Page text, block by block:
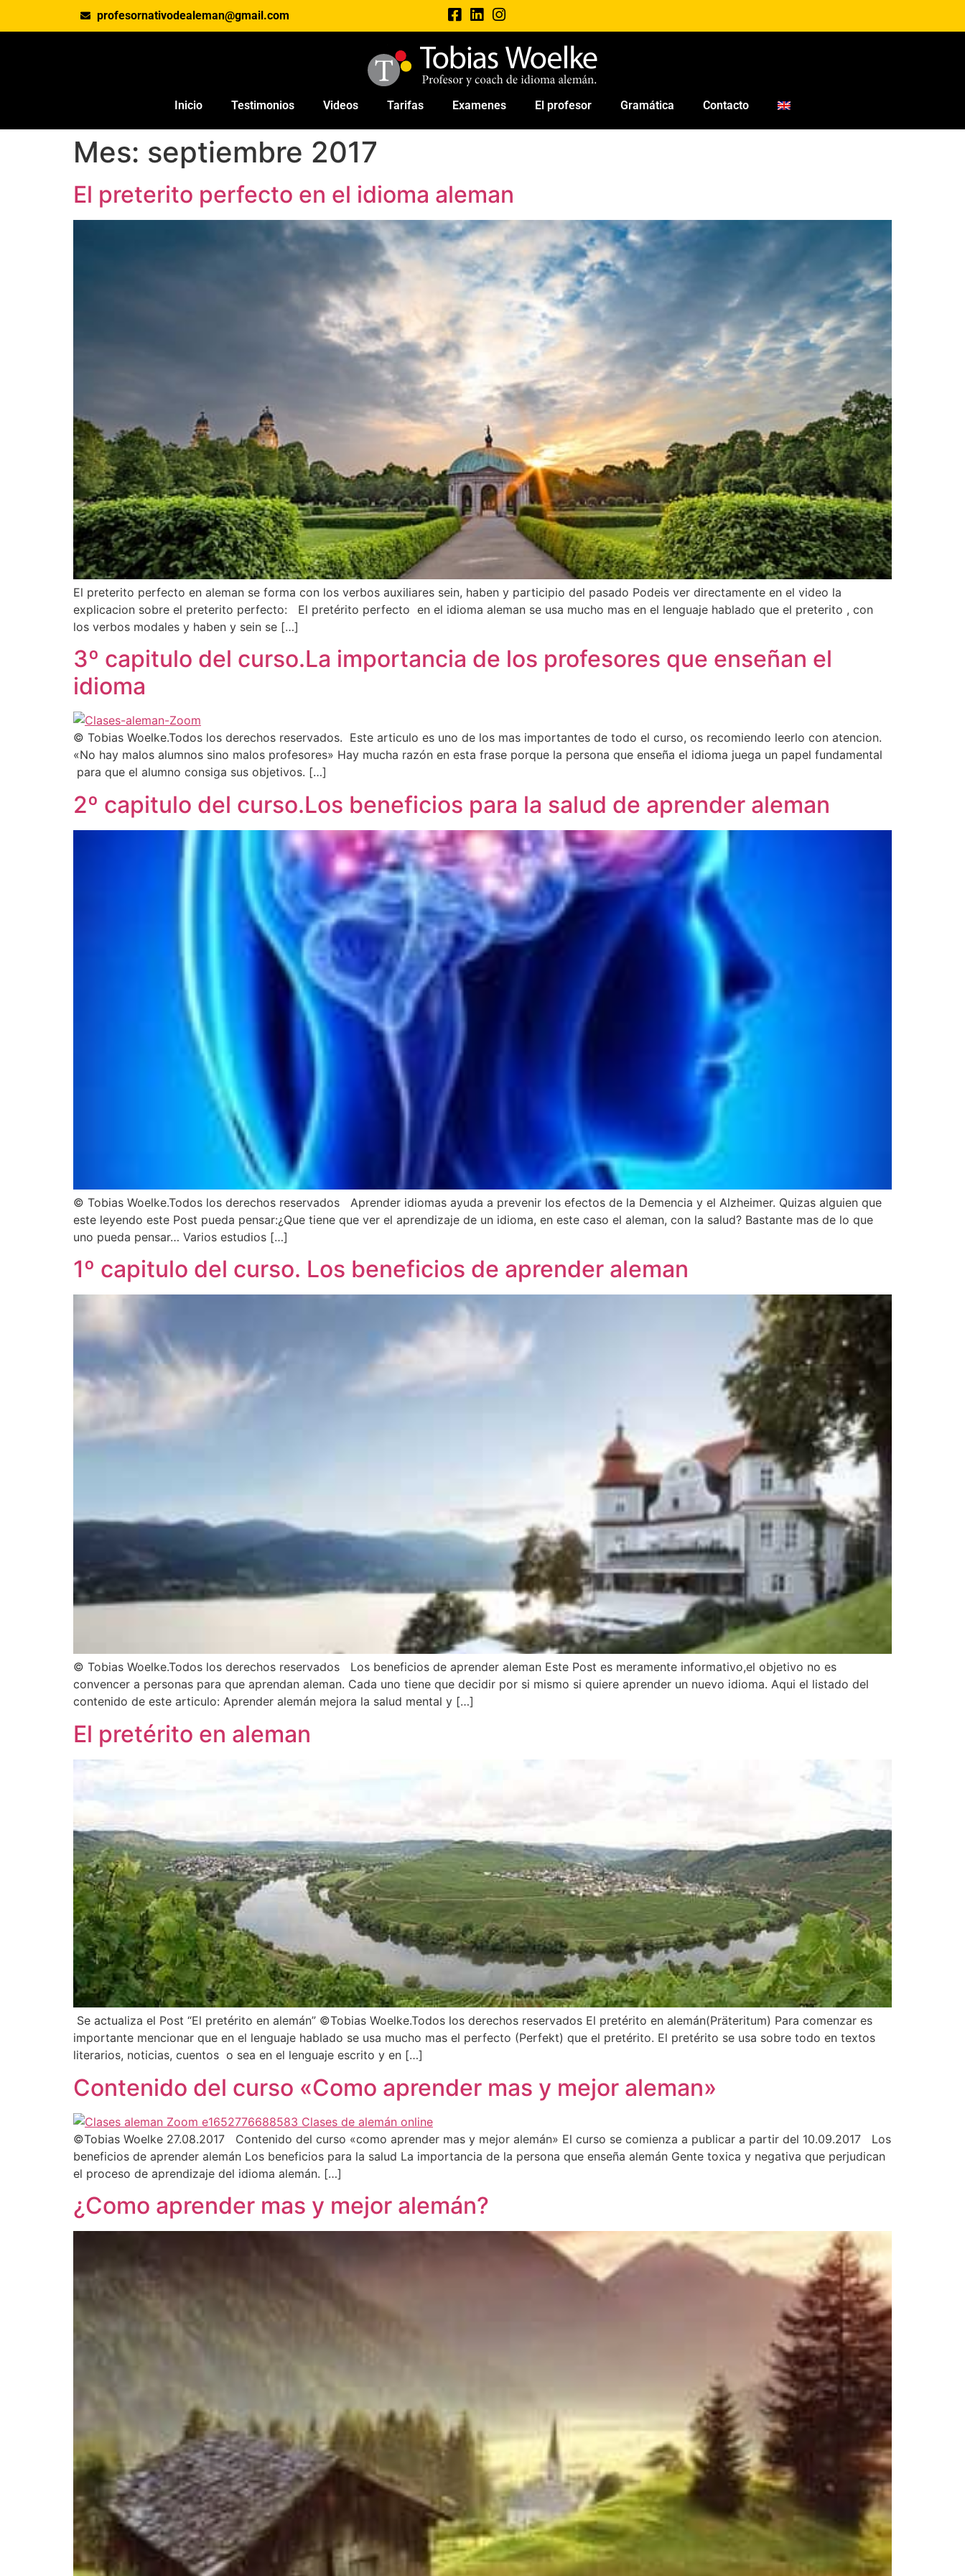
profesornativodealeman@gmail.com
Inicio Testimonios Videos Tarifas Examenes El profesor Gramática Contacto
Mes: septiembre 2017
El preterito perfecto en el idioma aleman
El preterito perfecto en aleman se forma con los verbos auxiliares sein, haben y participio del pasado Podeis ver directamente en el video la
explicacion sobre el preterito perfecto: El pretérito perfecto en el idioma aleman se usa mucho mas en el lenguaje hablado que el preterito , con
los verbos modales y haben y sein se […]
3º capitulo del curso.La importancia de los profesores que enseñan el
idioma
© Tobias Woelke.Todos los derechos reservados. Este articulo es uno de los mas importantes de todo el curso, os recomiendo leerlo con atencion.
«No hay malos alumnos sino malos profesores» Hay mucha razón en esta frase porque la persona que enseña el idioma juega un papel fundamental
para que el alumno consiga sus objetivos. […]
2º capitulo del curso.Los beneficios para la salud de aprender aleman
© Tobias Woelke.Todos los derechos reservados Aprender idiomas ayuda a prevenir los efectos de la Demencia y el Alzheimer. Quizas alguien que
este leyendo este Post pueda pensar:¿Que tiene que ver el aprendizaje de un idioma, en este caso el aleman, con la salud? Bastante mas de lo que
uno pueda pensar… Varios estudios […]
1º capitulo del curso. Los beneficios de aprender aleman
© Tobias Woelke.Todos los derechos reservados Los beneficios de aprender aleman Este Post es meramente informativo,el objetivo no es
convencer a personas para que aprendan aleman. Cada uno tiene que decidir por si mismo si quiere aprender un nuevo idioma. Aqui el listado del
contenido de este articulo: Aprender alemán mejora la salud mental y […]
El pretérito en aleman
Se actualiza el Post “El pretérito en alemán” ©Tobias Woelke.Todos los derechos reservados El pretérito en alemán(Präteritum) Para comenzar es
importante mencionar que en el lenguaje hablado se usa mucho mas el perfecto (Perfekt) que el pretérito. El pretérito se usa sobre todo en textos
literarios, noticias, cuentos o sea en el lenguaje escrito y en […]
Contenido del curso «Como aprender mas y mejor aleman»
©Tobias Woelke 27.08.2017 Contenido del curso «como aprender mas y mejor alemán» El curso se comienza a publicar a partir del 10.09.2017 Los
beneficios de aprender alemán Los beneficios para la salud La importancia de la persona que enseña alemán Gente toxica y negativa que perjudican
el proceso de aprendizaje del idioma alemán. […]
¿Como aprender mas y mejor alemán?